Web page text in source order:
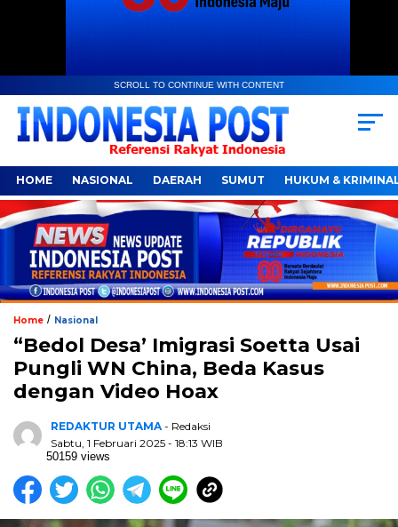
SCROLL TO CONTINUE WITH CONTENT
HOME NASIONAL DAERAH SUMUT HUKUM &
Home / Nasional
“Bedol Desa’ Imigrasi Soetta Usai
Pungli WN China, Beda Kasus
dengan Video Hoax
REDAKTUR UTAMA - Redaksi
Sabtu, 1 Februari 2025 - 18:13 WIB
50159 views